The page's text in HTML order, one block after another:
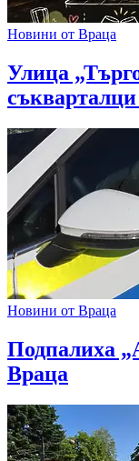
Новини от Враца
Улица
Новини от Враца
Подпалиха
Враца